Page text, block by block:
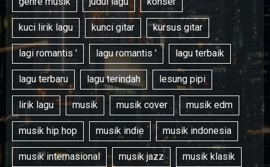
kuci lirik lagu kunci gitar kursus gitar
lagi romantis ' lagu romantis ' lagu terbaik
lagu terbaru lagu terindah lesung pipi
lirik lagu musik musik cover musik edm
musik hip hop musik indie musik indonesia
musik internasional musik jazz musik klasik